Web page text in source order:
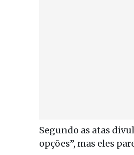
Segundo as atas
opções”, mas eles